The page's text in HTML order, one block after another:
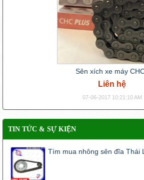
Sên xích xe máy
Liên hệ
07-06-2017 10:21:10 AM
TIN TỨC & SỰ KIỆN
Tìm mua nhông sên đĩa Thái